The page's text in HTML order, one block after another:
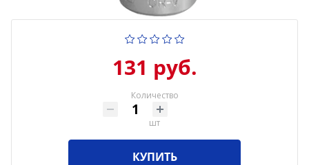
131 руб.
Количество
шт
КУПИТЬ